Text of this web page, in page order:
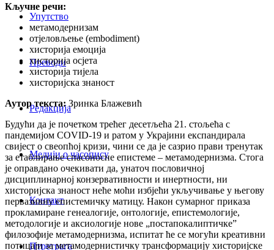
Упутство
Преводи
Редакција
Медији о часопису
Контакт
Птретрага
Кључне речи:
метамодернизам
отјеловљење (embodiment)
хисторија емоција
хисторија осјета
хисторија тијела
хисторијска знаност
Аутор текста: Зринка Блажевић
Будући да је почетком трећег десетљећа 21. стољећа с
пандемијом COVID-19 и ратом у Украјини експандирала
свијест о свеопћој кризи, чини се да је сазрио прави тренутак
за етаблирање спасоносне епистеме – метамодернизма. Стога
је оправдано очекивати да, унаточ пословичној
дисциплинарној конзервативности и инертности, ни
хисторијска знаност неће моћи избјећи укључивање у његову
первазивну епистемичку матицу. Након сумарног приказа
прокламиране генеалогије, онтологије, епистемологије,
методологије и аксиологије нове „постапокалиптичке”
филозофије метамодернизма, испитат ће се могући креативни
потицаји за метамодернистичку трансформацију хисторијске